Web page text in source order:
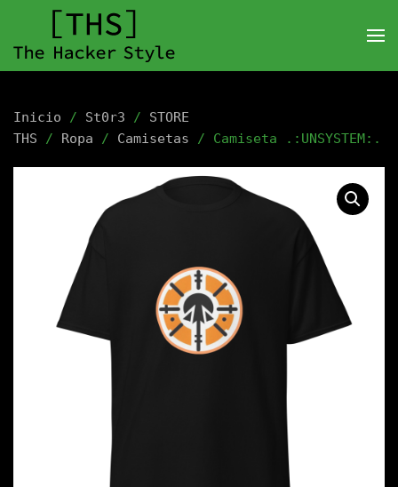
Inicio / St0r3 / STORE
THS / Ropa / Camisetas / Camiseta .:UNSYSTEM:.